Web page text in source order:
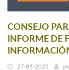
CONSEJO
INFORME DE
27-01-2025